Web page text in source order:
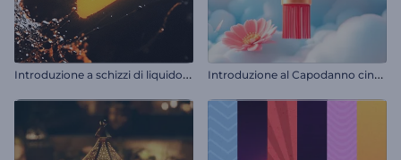
I
ntroduzione a schizzi di liquido infuocato I
ntroduzione al Capodanno cinese fiorito